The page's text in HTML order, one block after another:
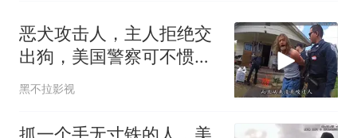
恶犬攻击人，主人拒绝交
出狗，美国警察可不惯着
你
黑不拉影视
抓一个手无寸铁的人，美